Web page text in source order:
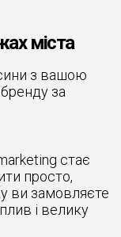
міста
з вашою
за
стає
просто,
ви замовляєте
і велику